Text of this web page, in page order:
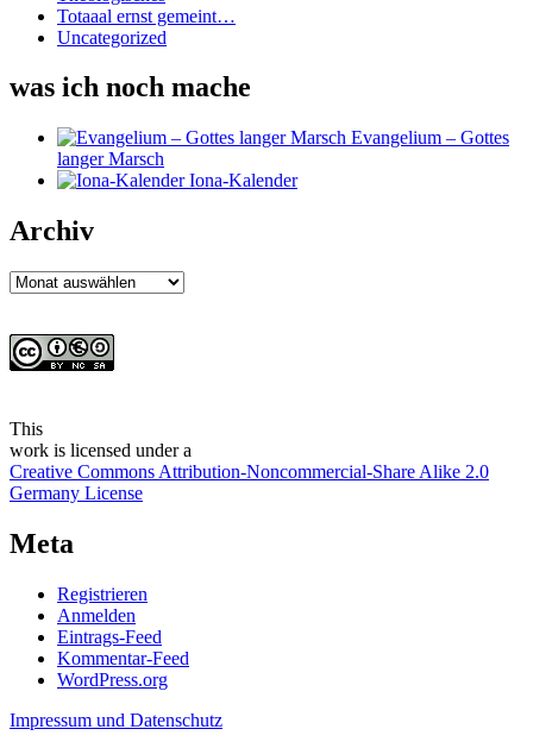
Totaaal ernst gemeint…
Uncategorized
was ich noch mache
Evangelium – Gottes
langer Marsch
Iona-Kalender
Archiv
Archiv
This
work is licensed under a
Creative Commons Attribution-Noncommercial-Share Alike 2.0
Germany License
Meta
Registrieren
Anmelden
Eintrags-Feed
Kommentar-Feed
WordPress.org
Impressum und Datenschutz